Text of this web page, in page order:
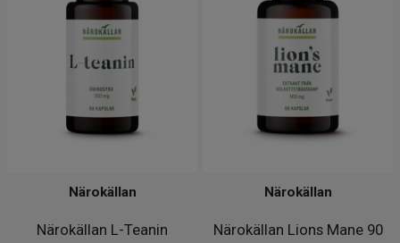
Närokällan L-Teanin
Närokällan
Närokällan Lions Mane 90
Närokällan